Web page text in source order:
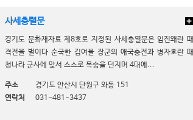
사세충렬문
경기도 문화재자료 제8호로 지정된 사세충열문은 임진왜란 때
격전을 벌이다 순국한 김여물 장군의 애국충전과 병자호란 때
청나라 군사에 맞서 스스로 목숨을 던지며 4대에...
주소
경기도 안산시 단원구 와동 151
연락처
031-481-3437